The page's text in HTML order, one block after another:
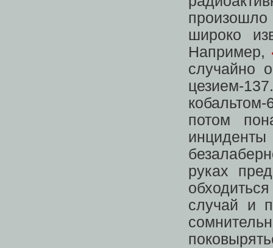
широко
Например,
случайно
цезием-
потом
руках
случай и